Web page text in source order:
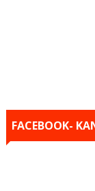
FACEBOOK-